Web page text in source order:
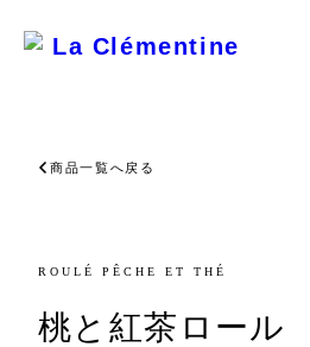
La Clémentine
商品一覧へ戻る
ROULÉ PÊCHE ET THÉ
桃と紅茶ロール